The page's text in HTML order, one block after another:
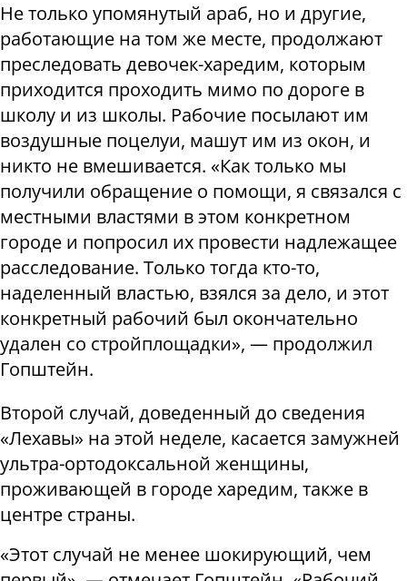
Не только упомянутый араб, но и другие,
работающие на том же месте, продолжают
преследовать девочек-харедим, которым
приходится проходить мимо по дороге в
школу и из школы. Рабочие посылают им
воздушные поцелуи, машут им из окон, и
никто не вмешивается. «Как только мы
получили обращение о помощи, я связался с
местными властями в этом конкретном
городе и попросил их провести надлежащее
расследование. Только тогда кто-то,
наделенный властью, взялся за дело, и этот
конкретный рабочий был окончательно
удален со стройплощадки», — продолжил
Гопштейн.
Второй случай, доведенный до сведения
«Лехавы» на этой неделе, касается замужней
ультра-ортодоксальной женщины,
проживающей в городе харедим, также в
центре страны.
«Этот случай не менее шокирующий, чем